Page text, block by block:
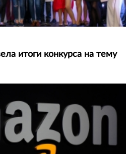
итоги конкурса на тему